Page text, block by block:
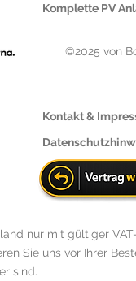
Komplette PV
©2025 von
Kontakt &
nur mit gültiger
Sie uns vor Ihrer
sind.